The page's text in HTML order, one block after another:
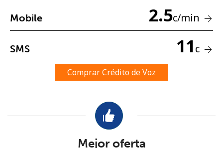
Mínimo 8 caracteres
Una letra mayúscula y una minúscula
Un caracter especial
Mantente en contacto para recibir nuestras mejores
Mobile 2.5c/min
SMS 11c
Comprar Crédito de Voz
Mejor oferta